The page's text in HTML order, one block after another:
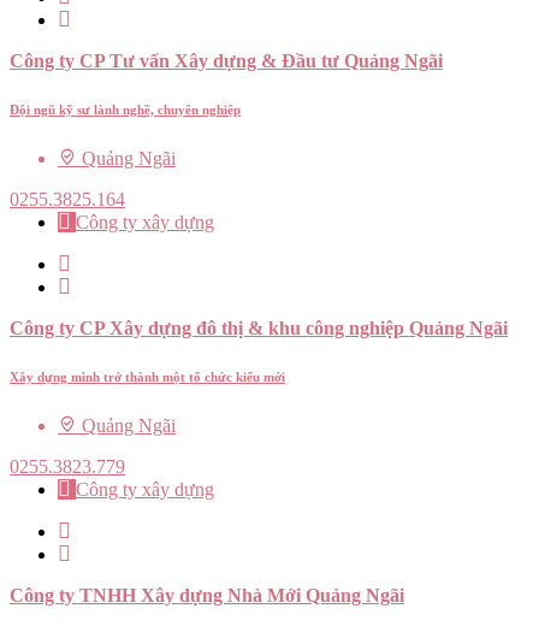
Công ty CP Tư vấn Xây dựng & Đầu tư Quảng Ngãi
Đội ngũ kỹ sư lành nghề, chuyên nghiệp
Quảng Ngãi
0255.3825.164
Công ty xây dựng
Công ty CP Xây dựng đô thị & khu công nghiệp Quảng Ngãi
Xây dựng mình trở thành một tổ chức kiểu mới
Quảng Ngãi
0255.3823.779
Công ty xây dựng
Công ty TNHH Xây dựng Nhà Mới Quảng Ngãi